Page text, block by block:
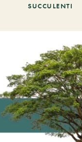
SUCCULENTI